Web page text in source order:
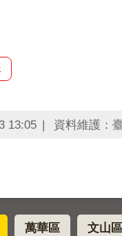
13:05 資料維護：
萬華區 文山區